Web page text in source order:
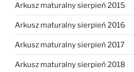
Arkusz maturalny sierpień 2015
Arkusz maturalny sierpień 2016
Arkusz maturalny sierpień 2017
Arkusz maturalny sierpień 2018